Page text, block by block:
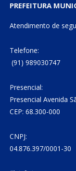
PREFEITURA
Atendimento de
Telefone:
(91) 989030747
Presencial:
Presencial Avenida
CEP: 68.300-000
CNPJ:
04.876.397/0001-30